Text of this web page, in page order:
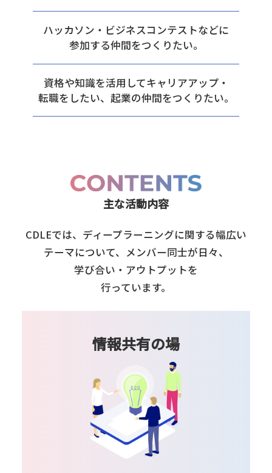
ハッカソン・ビジネスコンテストなどに
参加する仲間をつくりたい。
資格や知識を活用してキャリアアップ・
転職をしたい、起業の仲間をつくりたい。
主な活動内容
CDLEでは、ディープラーニングに関する幅広い
テーマについて、 メンバー同士が日々、
学び合い・アウトプットを
行っています。
情報共有の場